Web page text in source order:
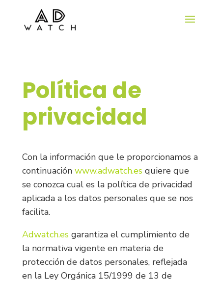
Política de
privacidad
Con la información que le proporcionamos a
continuación www.adwatch.esquiere que
se conozca cual es la política de privacidad
aplicada a los datos personales que se nos
facilita.
Adwatch.esgarantiza el cumplimiento de
la normativa vigente en materia de
protección de datos personales, reflejada
en la Ley Orgánica 15/1999 de 13 de